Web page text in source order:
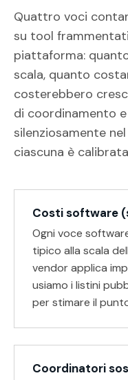
Quattro voci
su tool
piattaforma:
scala, quanto
costerebbero
di coordinamento
silenziosamente
ciascuna è
Costi software
Ogni voce
tipico alla scala
vendor applica
usiamo i listini
per stimare il
Coordinatori